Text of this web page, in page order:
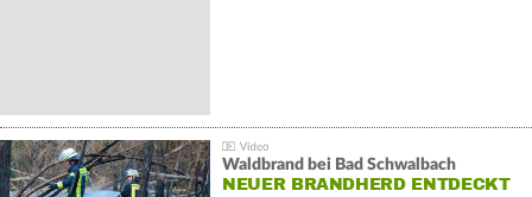
Waldbrand bei Bad Schwalbach
NEUER BRANDHERD ENTDECKT